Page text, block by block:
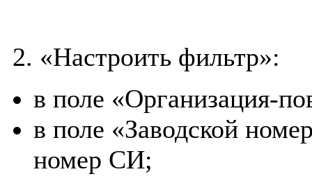
2. «Настроить фильтр»:
в поле «Организация-
в поле «Заводской
номер СИ;